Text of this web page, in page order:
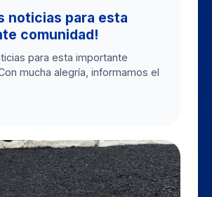
noticias para esta
comunidad!
para esta importante
mucha alegría, informamos el